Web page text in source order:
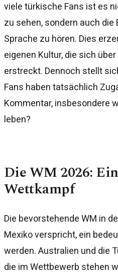
viele türkische Fans ist es
zu sehen, sondern auch die
Sprache zu hören. Dies
eigenen Kultur, die sich
erstreckt. Dennoch stellt
Fans haben tatsächlich
Kommentar, insbesondere
leben?
Die WM 2026:
Wettkampf
Die bevorstehende WM in
Mexiko verspricht, ein
werden. Australien und die
die im Wettbewerb stehen